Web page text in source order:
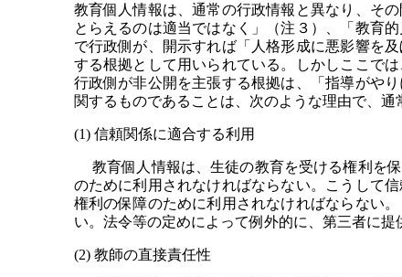
教育個人情報は、通常の行政情報と異なり、そ
とらえるのは適当ではなく」（注３）、「教育
で行政側が、開示すれば「人格形成に悪影響を
する根拠として用いられている。しかしここで
行政側が非公開を主張する根拠は、「指導がや
関するものであることは、次のような理由で、
(1) 信頼関係に適合する利用
教育個人情報は、生徒の教育を受ける権利を
のために利用されなければならない。こうして
権利の保障のために利用されなければならない
い。法令等の定めによって例外的に、第三者に
(2) 教師の直接責任性